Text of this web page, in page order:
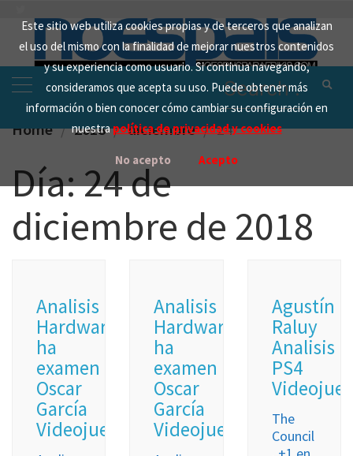
Este sitio web utiliza cookies propias y de terceros que analizan
el uso del mismo con la finalidad de mejorar nuestros contenidos
y su experiencia como usuario. Si continua navegando,
consideramos que acepta su uso. Puede obtener más
información o bien conocer cómo cambiar su configuración en
nuestrapolítica de privacidad y cookies
No acepto Acepto
content
Search
for:
Home 2018 diciembre 24
Día:24 de
diciembre de 2018
Analisis
Hardware
ha
examen
Oscar
García
Videojuegos
Analisis
Hardware
ha
examen
Oscar
García
Videojuegos
Agustín
Raluy
Analisis
PS4
The
Council